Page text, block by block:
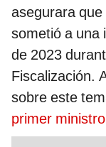
asegurara
sometió a una
de 2023
Fiscalización.
sobre este
primer